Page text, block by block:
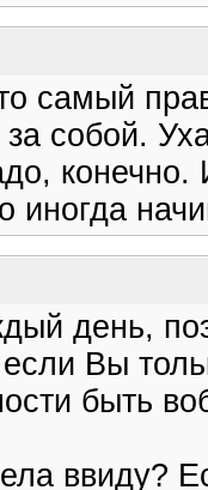
самый
за собой.
конечно.
иногда
день,
Вы
быть
ввиду?